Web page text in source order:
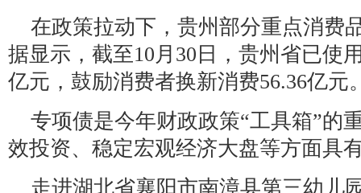
在政策拉动下，贵州部分重点消费
据显示，截至10月30日，贵州省已使
亿元，鼓励消费者换新消费56.36亿元
专项债是今年财政政策“工具箱”的
效投资、稳定宏观经济大盘等方面具
走进湖北省襄阳市南漳县第三幼儿